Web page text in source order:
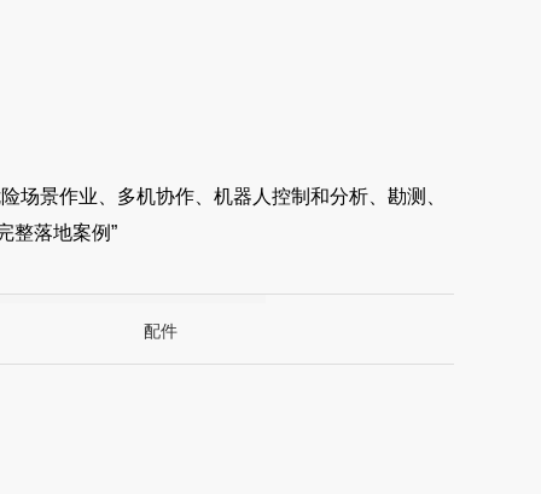
场景作业、多机协作、机器人控制和分析、勘测、
整落地案例”
配件